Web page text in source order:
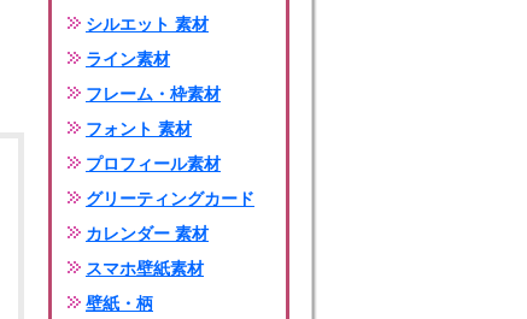
シルエット 素材
ライン素材
フレーム・枠素材
フォント 素材
プロフィール素材
グリーティングカード
カレンダー 素材
スマホ壁紙素材
壁紙・柄